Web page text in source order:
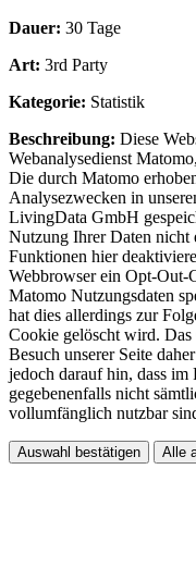
Dauer: 30 Tage
Art: 3rd Party
Kategorie: Statistik
Beschreibung: Diese
Webanalysedienst
Die durch Matomo
Analysezwecken in
LivingData GmbH
Nutzung Ihrer Daten nicht
Funktionen hier
Webbrowser ein Opt-Out-
Matomo Nutzungsdaten
hat dies allerdings zur
Cookie gelöscht wird. Das
Besuch unserer Seite
jedoch darauf hin, dass
gegebenenfalls nicht
vollumfänglich nutzbar
Auswahl bestätigen Alle